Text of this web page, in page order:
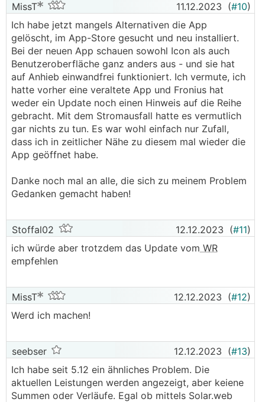
Router zu bekommen, dieser aber nach
Stromwiederkehr noch nicht hochgefahren ist.
Abhilfe aktuell - Nachdem der Strom wieder da
ist, muss ich den WRAC seitig ausschalten und
dann wieder einschalten - dann ist alles wieder
wie vorher. Werde jetzt versuchen meinen Post
Router über meine USV zu versorgen, mal sehen
wie sich derWR dann verhält - ist irgendwie
störend das ich nach einem Stromausfall immer
in den Keller gehen muss um denWR
ein/auszuschalten...
MissT 11.12.2023 (#10)
Ich habe jetzt mangels Alternativen die App
gelöscht, im App-Store gesucht und neu installiert.
Bei der neuen App schauen sowohl Icon als auch
Benutzeroberfläche ganz anders aus - und sie hat
auf Anhieb einwandfrei funktioniert. Ich vermute, ich
hatte vorher eine veraltete App und Fronius hat
weder ein Update noch einen Hinweis auf die Reihe
gebracht. Mit dem Stromausfall hatte es vermutlich
gar nichts zu tun. Es war wohl einfach nur Zufall,
dass ich in zeitlicher Nähe zu diesem mal wieder die
App geöffnet habe.
Danke noch mal an alle, die sich zu meinem Problem
Gedanken gemacht haben!
Stoffal02 12.12.2023 (#11)
ich würde aber trotzdem das Update vom WR
empfehlen
MissT 12.12.2023 (#12)
Werd ich machen!
seebser 12.12.2023 (#13)
Ich habe seit 5.12 ein ähnliches Problem. Die
aktuellen Leistungen werden angezeigt, aber keiene
Summen oder Verläufe. Egal ob mittels Solar.web